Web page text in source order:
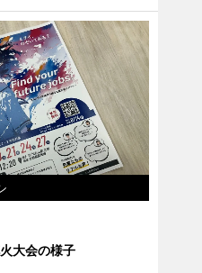
大会の様子